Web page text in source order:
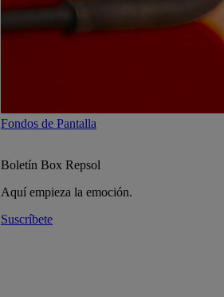
Fondos de Pantalla
Boletín Box Repsol
Aquí empieza la emoción.
Suscríbete